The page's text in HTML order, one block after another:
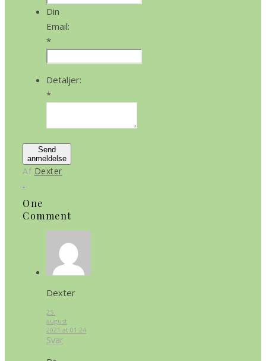
Din
Email:
*
Detaljer:
*
Send
anmeldelse
Af Dexter
One
Comment
Dexter
25.
august
2021 at 01:24
Svar